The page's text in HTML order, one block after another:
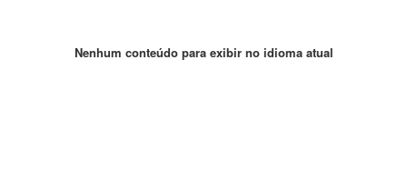
Nenhum conteúdo para exibir no idioma atual